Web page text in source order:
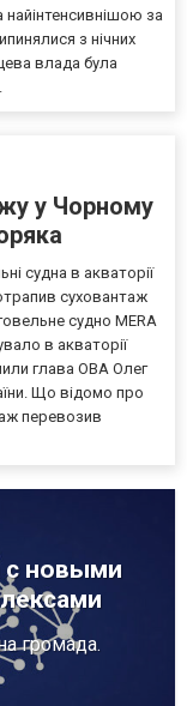
за
з нічних
влада була
у Чорному
судна в акваторії
суховантаж
судно MERA
в акваторії
глава ОВА Олег
Що відомо про
перевозив
с новыми
громада.